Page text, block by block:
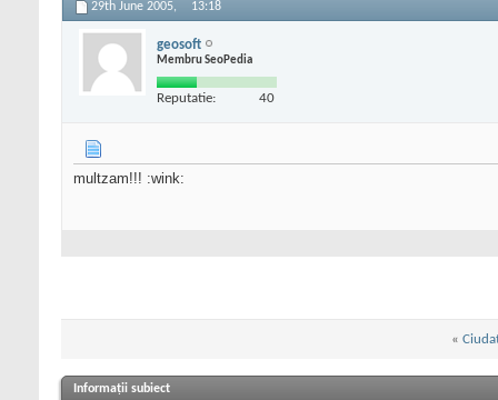
29th June 2005, 13:18
geosoft
Membru SeoPedia
Reputatie: 40
multzam!!! :wink:
«
Informații subiect